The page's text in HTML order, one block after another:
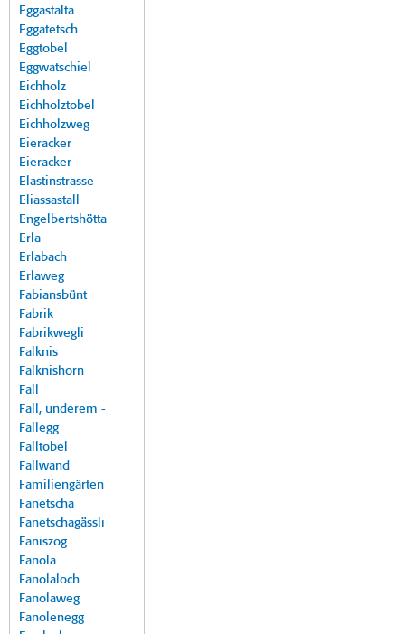
Eggastalta
Eggatetsch
Eggtobel
Eggwatschiel
Eichholz
Eichholztobel
Eichholzweg
Eieracker
Eieracker
Elastinstrasse
Eliassastall
Engelbertshötta
Erla
Erlabach
Erlaweg
Fabiansbünt
Fabrik
Fabrikwegli
Falknis
Falknishorn
Fall
Fall, underem -
Fallegg
Falltobel
Fallwand
Familiengärten
Fanetscha
Fanetschagässli
Faniszog
Fanola
Fanolaloch
Fanolaweg
Fanolenegg